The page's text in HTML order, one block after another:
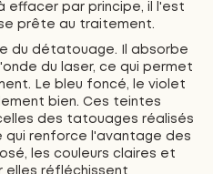
par principe, il l'est
prête au traitement.
du détatouage. Il absorbe
du laser, ce qui permet
Le bleu foncé, le violet
bien. Ces teintes
des tatouages réalisés
qui renforce l'avantage des
les couleurs claires et
elles réfléchissent